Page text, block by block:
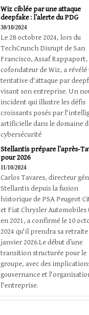
Wiz ciblée par une attaque
deepfake : l’alerte du PDG
30/10/2024
Le 28 octobre 2024, lors du
TechCrunch Disrupt de San
Francisco, Assaf Rappaport,
cofondateur de Wiz, a révélé
tentative d'attaque par
visant son entreprise. Un
incident qui illustre les défis
croissants posés par
artificielle dans le domaine
cybersécurité
Stellantis prépare l’après-
pour 2026
11/10/2024
Carlos Tavares, directeur
Stellantis depuis la fusion
historique de PSA Peugeot
et Fiat Chrysler Automobiles
en 2021, a confirmé le 10
2024 qu'il prendra sa
janvier 2026.Le début d’une
transition structurée pour le
groupe, avec des
gouvernance et
l'entreprise.